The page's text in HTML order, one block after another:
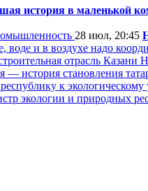
история в маленькой
28 июл, 20:45
и в воздухе надо
история становления
экологии и природных